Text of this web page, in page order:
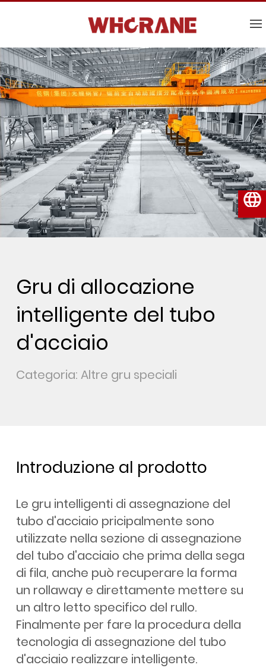
Gru di allocazione
intelligente del tubo
d'acciaio
Categoria: Altre gru speciali
Introduzione al prodotto
Le gru intelligenti di assegnazione del
tubo d'acciaio pricipalmente sono
utilizzate nella sezione di assegnazione
del tubo d'acciaio che prima della sega
di fila, anche può recuperare la forma
un rollaway e direttamente mettere su
un altro letto specifico del rullo.
Finalmente per fare la procedura della
tecnologia di assegnazione del tubo
d'acciaio realizzare intelligente.
Italiano